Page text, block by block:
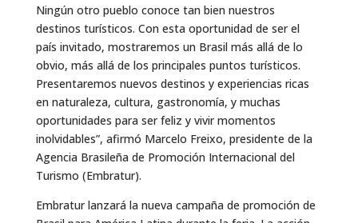
Ningún otro pueblo conoce tan bien nuestros
destinos turísticos. Con esta oportunidad de ser el
país invitado, mostraremos un Brasil más allá de lo
obvio, más allá de los principales puntos turísticos.
Presentaremos nuevos destinos y experiencias ricas
en naturaleza, cultura, gastronomía, y muchas
oportunidades para ser feliz y vivir momentos
inolvidables”, afirmó Marcelo Freixo, presidente de la
Agencia Brasileña de Promoción Internacional del
Turismo (Embratur).
Embratur lanzará la nueva campaña de promoción de